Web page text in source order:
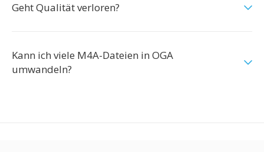
Geht Qualität verloren?
Kann ich viele M4A-Dateien in OGA
umwandeln?